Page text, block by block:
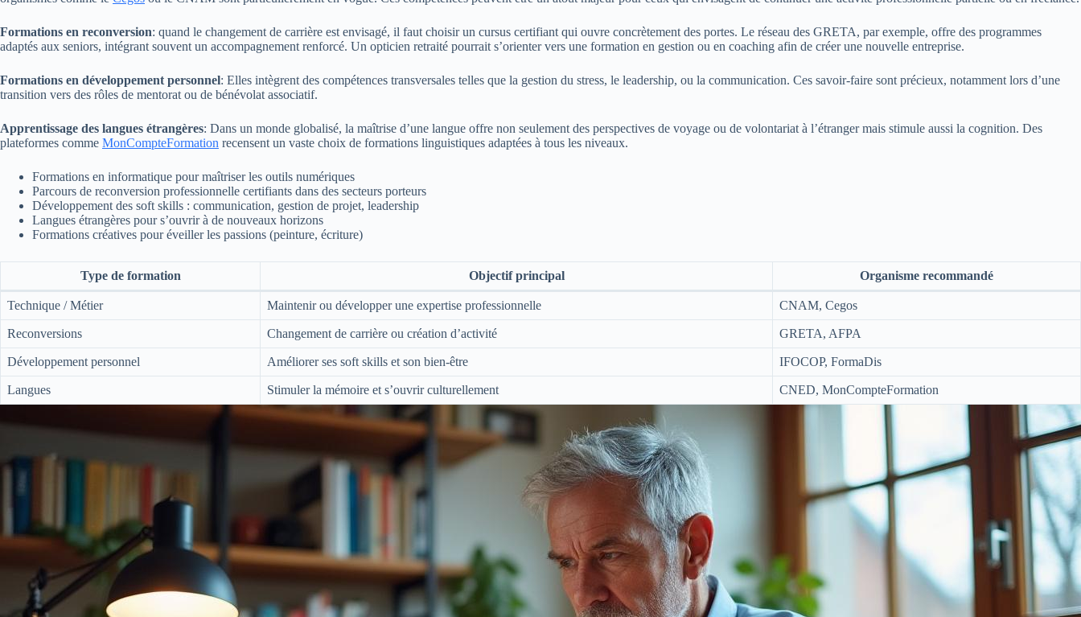
Formations en reconversion: quand le changement de carrière est envisagé, il faut choisir un cursus certifiant qui ouvre concrètement des portes. Le réseau des GRETA, par exemple, offre des programmes
adaptés aux seniors, intégrant souvent un accompagnement renforcé. Un opticien retraité pourrait s’orienter vers une formation en gestion ou en coaching afin de créer une nouvelle entreprise.
Formations en développement personnel: Elles intègrent des compétences transversales telles que la gestion du stress, le leadership, ou la communication. Ces savoir-faire sont précieux, notamment lors d’une
transition vers des rôles de mentorat ou de bénévolat associatif.
Apprentissage des langues étrangères: Dans un monde globalisé, la maîtrise d’une langue offre non seulement des perspectives de voyage ou de volontariat à l’étranger mais stimule aussi la cognition. Des
plateformes comme MonCompteFormation recensent un vaste choix de formations linguistiques adaptées à tous les niveaux.
Formations en informatique pour maîtriser les outils numériques
Parcours de reconversion professionnelle certifiants dans des secteurs porteurs
Développement des soft skills : communication, gestion de projet, leadership
Langues étrangères pour s’ouvrir à de nouveaux horizons
Formations créatives pour éveiller les passions (peinture, écriture)
Type de formation Objectif principal Organisme recommandé
Technique / Métier Maintenir ou développer une expertise professionnelle CNAM, Cegos
Reconversions Changement de carrière ou création d’activité GRETA, AFPA
Développement personnel Améliorer ses soft skills et son bien-être IFOCOP, FormaDis
Langues Stimuler la mémoire et s’ouvrir culturellement CNED, MonCompteFormation